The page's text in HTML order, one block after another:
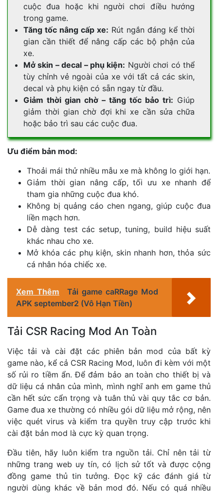
cuộc đua hoặc khi người chơi điều hướng
trong game.
Tăng tốc nâng cấp xe: Rút ngắn đáng kể thời
gian cần thiết để nâng cấp các bộ phận của
xe.
Mở skin – decal – phụ kiện: Người chơi có thể
tùy chỉnh vẻ ngoài của xe với tất cả các skin,
decal và phụ kiện có sẵn ngay từ đầu.
Giảm thời gian chờ – tăng tốc bảo trì: Giúp
giảm thời gian chờ đợi khi xe cần sửa chữa
hoặc bảo trì sau các cuộc đua.
Ưu điểm bản mod:
Thoải mái thử nhiều mẫu xe mà không lo giới hạn.
Giảm thời gian nâng cấp, tối ưu xe nhanh để
tham gia những cuộc đua khó.
Không bị quảng cáo chen ngang, giúp cuộc đua
liền mạch hơn.
Dễ dàng test các setup, tuning, build hiệu suất
khác nhau cho xe.
Mở khóa các phụ kiện, skin nhanh hơn, thỏa sức
cá nhân hóa chiếc xe.
Xem Thêm
Tải game caRRage Mod
APK september2 (Vô Hạn Tiền)
Tải CSR Racing Mod An Toàn
Việc tải và cài đặt các phiên bản mod của bất kỳ
game nào, kể cả CSR Racing Mod, luôn đi kèm với một
số rủi ro tiềm ẩn. Để đảm bảo an toàn cho thiết bị và
dữ liệu cá nhân của mình, mình nghĩ anh em game thủ
cần hết sức cẩn trọng và tuân thủ vài quy tắc cơ bản.
Game đua xe thường có nhiều gói dữ liệu mở rộng, nên
việc quét virus và kiểm tra quyền truy cập trước khi
cài đặt bản mod là cực kỳ quan trọng.
Đầu tiên, hãy luôn kiểm tra nguồn tải. Chỉ nên tải từ
những trang web uy tín, có lịch sử tốt và được cộng
đồng game thủ tin tưởng. Đọc kỹ các đánh giá từ
người dùng khác về bản mod đó. Nếu có quá nhiều